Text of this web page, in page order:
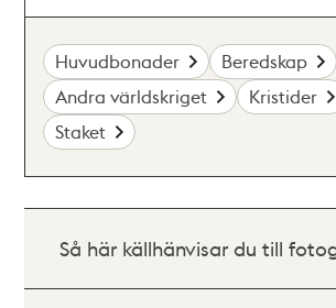
Huvudbonader Beredskap
Andra världskriget
Kristider
Staket
Så här källhänvisar du till